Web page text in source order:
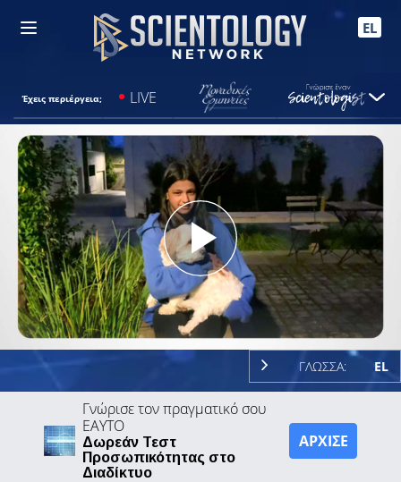
EL
Έχεις περιέργεια; LIVE
Play
Video
ΓΛΩΣΣΑ: EL
Γνώρισε τον πραγματικό σου
ΕΑΥΤΟ
Δωρεάν Τεστ
Προσωπικότητας στο
Διαδίκτυο
ΑΡΧΙΣΕ